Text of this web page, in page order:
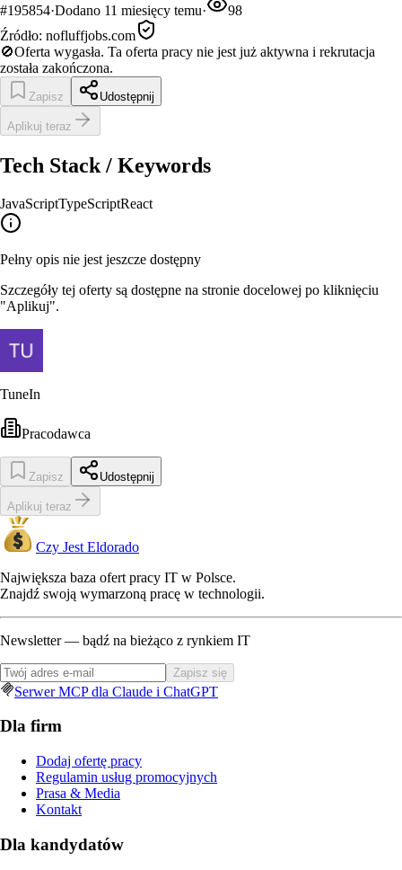
#195854·Dodano 11 miesięcy temu·
98
Źródło: nofluffjobs.com
🚫Oferta wygasła. Ta oferta pracy nie jest już aktywna i rekrutacja
została zakończona.
Zapisz Udostępnij
Aplikuj teraz
Tech Stack / Keywords
JavaScriptTypeScriptReact
Pełny opis nie jest jeszcze dostępny
Szczegóły tej oferty są dostępne na stronie docelowej po kliknięciu
"Aplikuj".
TuneIn
Pracodawca
Zapisz Udostępnij
Aplikuj teraz
Czy Jest Eldorado
Największa baza ofert pracy IT w Polsce.
Znajdź swoją wymarzoną pracę w technologii.
Newsletter — bądź na bieżąco z rynkiem IT
Zapisz się
Serwer MCP dla Claude i ChatGPT
Dla firm
Dodaj ofertę pracy
Regulamin usług promocyjnych
Prasa & Media
Kontakt
Dla kandydatów